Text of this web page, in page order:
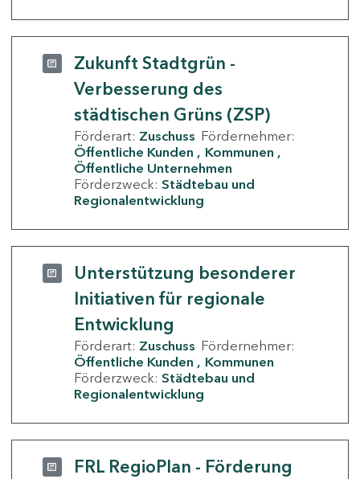
Zukunft Stadtgrün -
Verbesserung des
städtischen Grüns (ZSP)
Förderart: Zuschuss Fördernehmer:
Öffentliche Kunden
Kommunen
Öffentliche Unternehmen
Förderzweck: Städtebau und
Regionalentwicklung
Unterstützung besonderer
Initiativen für regionale
Entwicklung
Förderart: Zuschuss Fördernehmer:
Öffentliche Kunden
Kommunen
Förderzweck: Städtebau und
Regionalentwicklung
FRL RegioPlan - Förderung